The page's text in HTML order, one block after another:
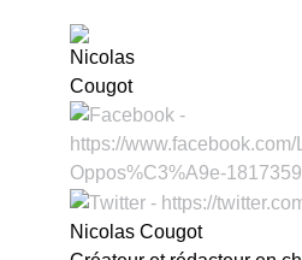
Nicolas Cougot